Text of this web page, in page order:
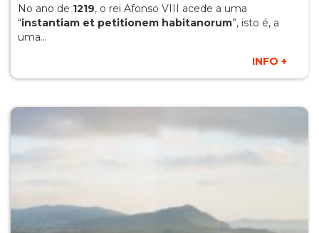
No ano de 1219, o rei Afonso VIII acede a uma
“instantiam et petitionem habitanorum”, isto é, a
uma…
INFO +